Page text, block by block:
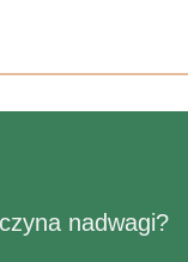
nadwagi?